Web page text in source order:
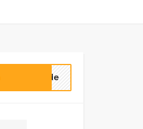
code